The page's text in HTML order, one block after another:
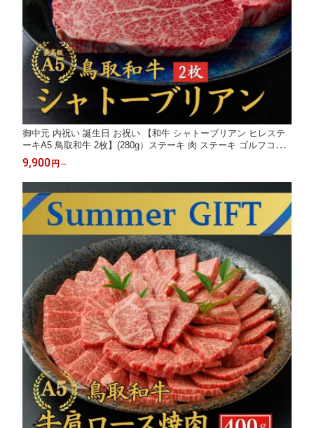
御中元 内祝い 誕生日 お祝い 【和牛 シャトーブリアン ヒレステ
ーキA5 鳥取和牛 2枚】(280g）ステーキ 肉 ステーキ ゴルフコン
ペ 御祝い お祝い ステーキ肉 最高級 黒毛和牛 お肉 誕生日
9,900円 ～